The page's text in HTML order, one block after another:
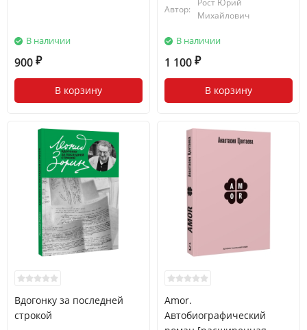
В наличии
900 ₽
В корзину
Автор:
Рост Юрий
Михайлович
В наличии
1 100 ₽
В корзину
Вдогонку за последней
строкой
Amor.
Автобиографический